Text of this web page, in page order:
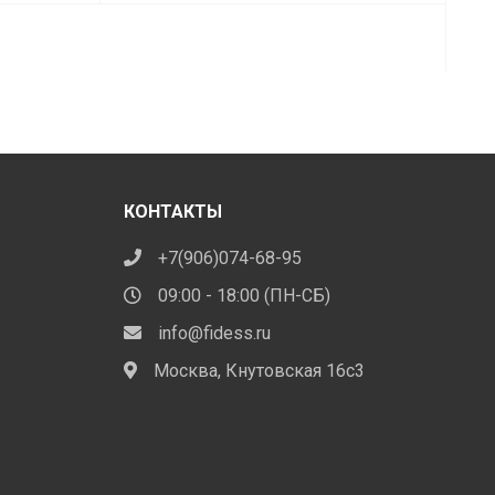
можно
КОНТАКТЫ
+7(906)074-68-95
09:00 - 18:00 (ПН-СБ)
info@fidess.ru
Москва, Кнутовская 16с3